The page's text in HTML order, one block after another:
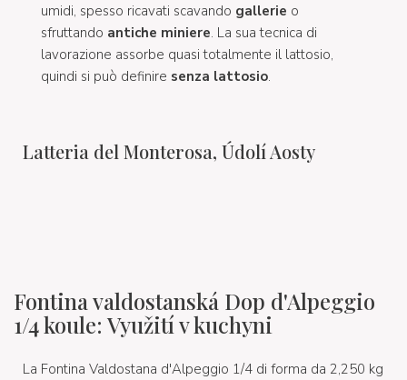
umidi, spesso ricavati scavando gallerie o
sfruttando antiche miniere. La sua tecnica di
lavorazione assorbe quasi totalmente il lattosio,
quindi si può definire senza lattosio.
Latteria del Monterosa, Údolí Aosty
Fontina valdostanská Dop d'Alpeggio
1/4 koule: Využití v kuchyni
La Fontina Valdostana d'Alpeggio 1/4 di forma da 2,250 kg